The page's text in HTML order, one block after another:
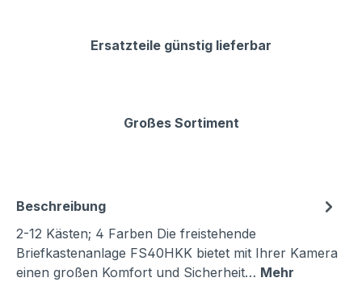
Ersatzteile günstig lieferbar
Großes Sortiment
Beschreibung
2-12 Kästen; 4 Farben Die freistehende
Briefkastenanlage FS40HKK bietet mit Ihrer Kamera
einen großen Komfort und Sicherheit… Mehr